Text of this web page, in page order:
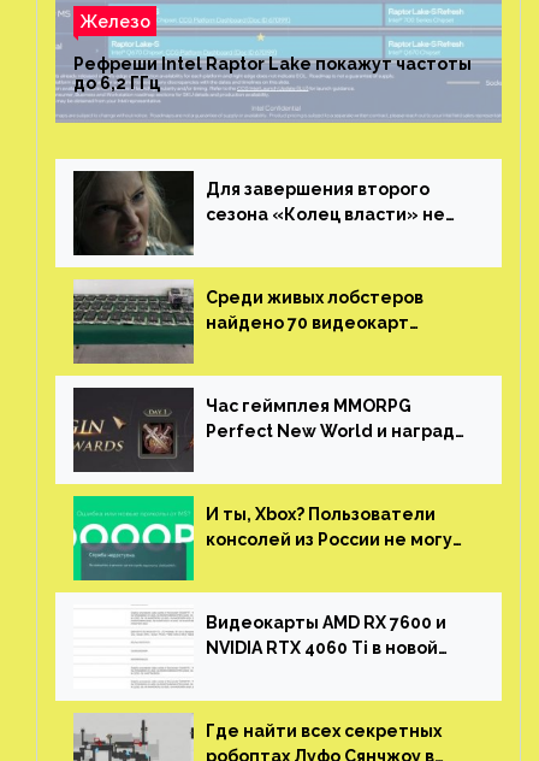
Железо
Рефреши Intel Raptor Lake покажут частоты
до 6,2 ГГц
Для завершения второго
сезона «Колец власти» не
Среди живых лобстеров
найдено 70 видеокарт
китайской таможни
Час геймплея MMORPG
Perfect New World и награды
И ты, Xbox? Пользователи
консолей из России не могут
Видеокарты AMD RX 7600 и
NVIDIA RTX 4060 Ti в новой
Где найти всех секретных
робоптах Луфо Сянчжоу в